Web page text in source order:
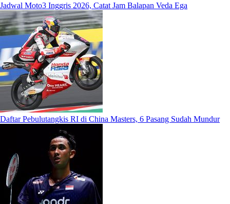
Jadwal Moto3 Inggris 2026, Catat Jam Balapan Veda Ega
Daftar Pebulutangkis RI di China Masters, 6 Pasang Sudah Mundur